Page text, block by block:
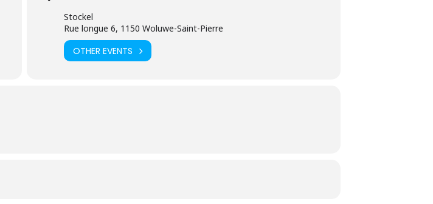
Stockel
Rue longue 6, 1150 Woluwe-Saint-Pierre
OTHER EVENTS